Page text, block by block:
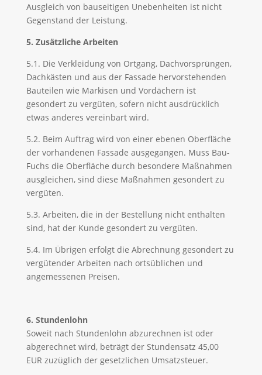
Ausgleich von bauseitigen Unebenheiten ist nicht
Gegenstand der Leistung.
5. Zusätzliche Arbeiten
5.1. Die Verkleidung von Ortgang, Dachvorsprüngen,
Dachkästen und aus der Fassade hervorstehenden
Bauteilen wie Markisen und Vordächern ist
gesondert zu vergüten, sofern nicht ausdrücklich
etwas anderes vereinbart wird.
5.2. Beim Auftrag wird von einer ebenen Oberfläche
der vorhandenen Fassade ausgegangen. Muss Bau-
Fuchs die Oberfläche durch besondere Maßnahmen
ausgleichen, sind diese Maßnahmen gesondert zu
vergüten.
5.3. Arbeiten, die in der Bestellung nicht enthalten
sind, hat der Kunde gesondert zu vergüten.
5.4. Im Übrigen erfolgt die Abrechnung gesondert zu
vergütender Arbeiten nach ortsüblichen und
angemessenen Preisen.
6. Stundenlohn
Soweit nach Stundenlohn abzurechnen ist oder
abgerechnet wird, beträgt der Stundensatz 45,00
EUR zuzüglich der gesetzlichen Umsatzsteuer.